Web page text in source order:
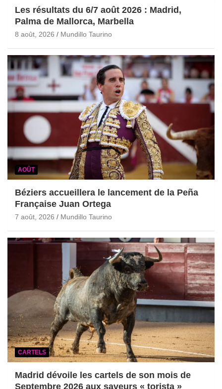
Les résultats du 6/7 août 2026 : Madrid,
Palma de Mallorca, Marbella
8 août, 2026 Mundillo Taurino
AOÛT
Béziers accueillera le lancement de la Peña
Française Juan Ortega
7 août, 2026 Mundillo Taurino
CARTELS
Madrid dévoile les cartels de son mois de
Septembre 2026 aux saveurs « torista »